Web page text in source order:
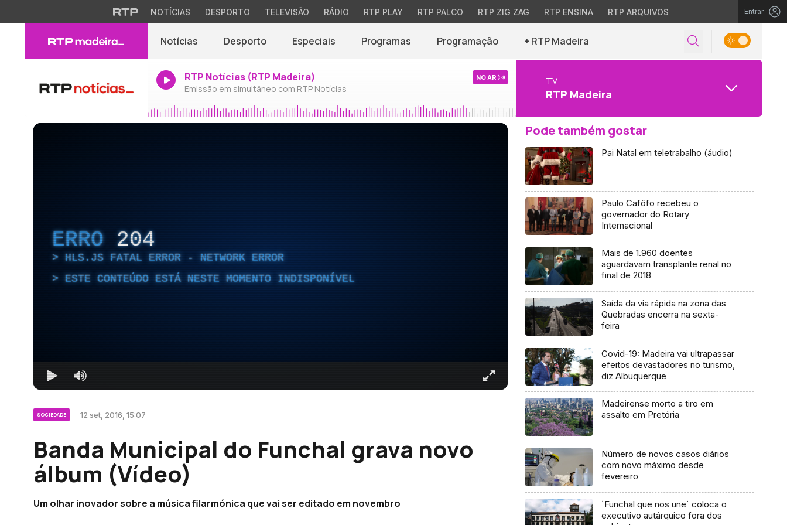
NOTÍCIAS DESPORTO TELEVISÃO RÁDIO RTP PLAY RTP PALCO RTP ZIG ZAG RTP ENSINA RTP ARQUIVOS Entrar
Notícias Desporto Especiais Programas Programação + RTP Madeira
RTP Notícias (RTP Madeira)
Emissão em simultâneo com RTP Notícias
NO AR TV
RTP Madeira
ERRO 204
HLS.JS FATAL ERROR - NETWORK ERROR
ESTE CONTEÚDO ESTÁ NESTE MOMENTO INDISPONÍVEL
SOCIEDADE 12 set, 2016, 15:07
Banda Municipal do Funchal grava novo
álbum (Vídeo)
Um olhar inovador sobre a música filarmónica que vai ser editado em novembro
Pode também gostar
Pai Natal em teletrabalho (áudio)
Paulo Cafôfo recebeu o
governador do Rotary
Internacional
Mais de 1.960 doentes
aguardavam transplante renal no
final de 2018
Saída da via rápida na zona das
Quebradas encerra na sexta-
feira
Covid-19: Madeira vai ultrapassar
efeitos devastadores no turismo,
diz Albuquerque
Madeirense morto a tiro em
assalto em Pretória
Número de novos casos diários
com novo máximo desde
fevereiro
`Funchal que nos une` coloca o
executivo autárquico fora dos